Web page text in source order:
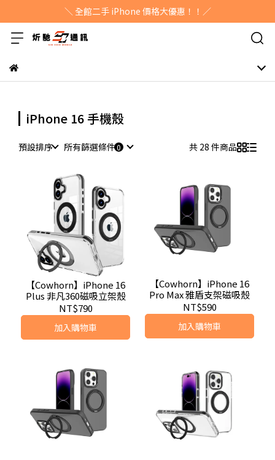
＼ 全館二手 iPhone 價格大優惠！！／
iPhone 16 手機殼
預設排序 所有篩選條件 共 28 件商品
【Cowhorn】iPhone 16
Plus 非凡360磁吸立架殼
NT$790
加入購物車
【Cowhorn】iPhone 16
Pro Max 雅盾支架磁吸殼
NT$590
加入購物車